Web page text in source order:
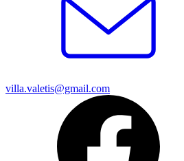
villa.valetis@gmail.com